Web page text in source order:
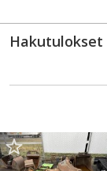
Hakutulokset